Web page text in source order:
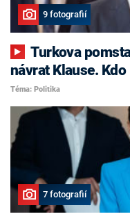
9 fotografií
Turkova pomsta, nekonfliktní Havlíček i
návrat Klause.
Téma: Politika
7 fotografií